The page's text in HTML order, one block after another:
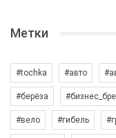
Метки
#tochka #авто
#берёза
#вело #гибель